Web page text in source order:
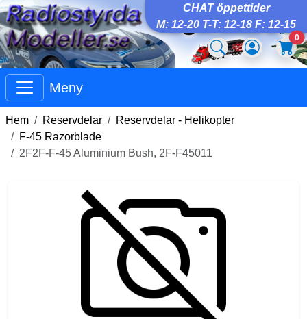
CHAT öppettider
M: 12-20 T-T: 12-18 F: 12-15
0
Meny
Hem Reservdelar
Reservdelar - Helikopter
F-45 Razorblade
2F2F-F-45 Aluminium Bush, 2F-F45011